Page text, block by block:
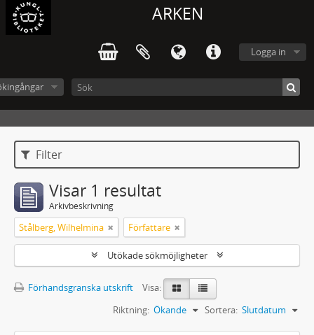
ARKEN
Logga in
Filter
Visar 1 resultat
Arkivbeskrivning
Stålberg, Wilhelmina Författare
Utökade sökmöjligheter
Förhandsgranska utskrift
Visa:
Sortera: Slutdatum
Riktning: Ökande